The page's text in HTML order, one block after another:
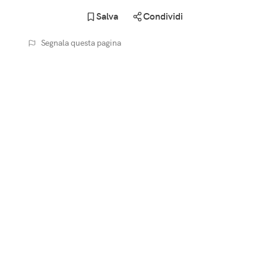
Salva Condividi
Segnala questa pagina